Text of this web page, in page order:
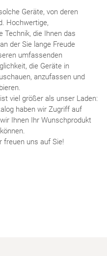
Geräte, von deren
Hochwertige,
Technik, die Ihnen das
der Sie lange Freude
umfassenden
die Geräte in
anzufassen und
viel größer als unser Laden:
haben wir Zugriff auf
Ihnen Ihr Wunschprodukt
freuen uns auf Sie!